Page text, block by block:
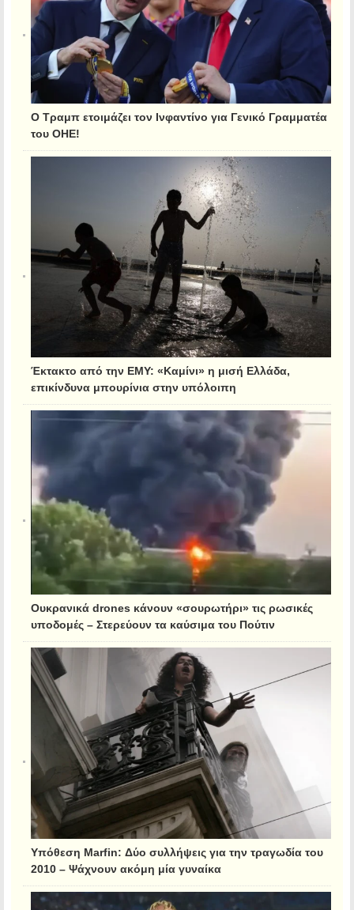
Ο Τραμπ ετοιμάζει τον Ινφαντίνο για Γενικό Γραμματέα
του ΟΗΕ!
Έκτακτο από την ΕΜΥ: «Καμίνι» η μισή Ελλάδα,
επικίνδυνα μπουρίνια στην υπόλοιπη
Ουκρανικά drones κάνουν «σουρωτήρι» τις ρωσικές
υποδομές – Στερεύουν τα καύσιμα του Πούτιν
Υπόθεση Marfin: Δύο συλλήψεις για την τραγωδία του
2010 – Ψάχνουν ακόμη μία γυναίκα